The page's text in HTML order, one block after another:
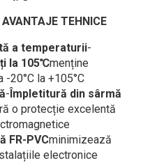
TEHNICE
a temperaturii-
la 105℃menține
20°C la +105°C
-Împletitură din sârmă
o protecție excelentă
FR-PVCminimizează
electronice